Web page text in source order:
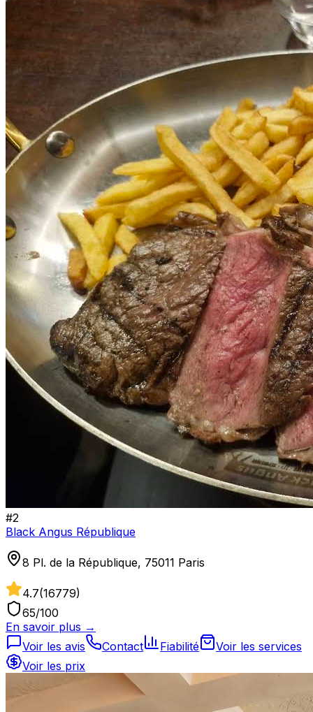
#2
Black Angus République
8 Pl. de la République, 75011 Paris
4.7(16779)
65/100
En savoir plus →
Voir les avis
Contact Fiabilité
Voir les services
Voir les prix